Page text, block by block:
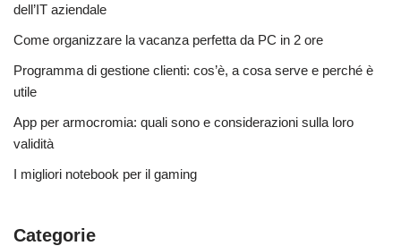
dell’IT aziendale
Come organizzare la vacanza perfetta da PC in 2 ore
Programma di gestione clienti: cos’è, a cosa serve e perché è
utile
App per armocromia: quali sono e considerazioni sulla loro
validità
I migliori notebook per il gaming
Categorie